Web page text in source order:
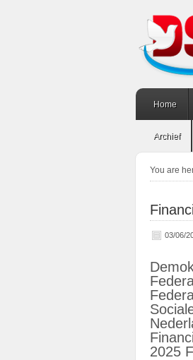
Home
Archief
You are
03/06/
2025